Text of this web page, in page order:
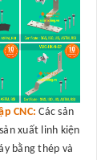
CNC: Các sản
xuất linh kiện
bằng thép và